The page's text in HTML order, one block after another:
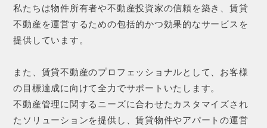
私たちは物件所有者や不動産投資家の信頼を築き、賃貸
不動産を運営するための包括的かつ効果的なサービスを
提供しています。
また、賃貸不動産のプロフェッショナルとして、お客様
の目標達成に向けて全力でサポートいたします。
不動産管理に関するニーズに合わせたカスタマイズされ
たソリューションを提供し、賃貸物件やアパートの運営